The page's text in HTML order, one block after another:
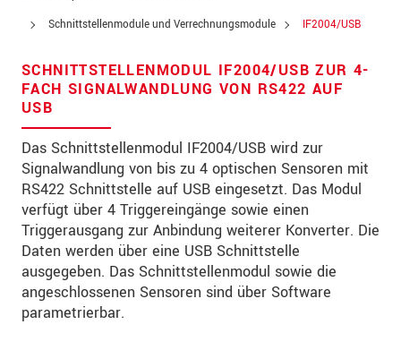
Schnittstellenmodule und Verrechnungsmodule
IF2004/USB
SCHNITTSTELLENMODUL IF2004/USB ZUR 4-
FACH SIGNALWANDLUNG VON RS422 AUF
USB
Das Schnittstellenmodul IF2004/USB wird zur
Signalwandlung von bis zu 4 optischen Sensoren mit
RS422 Schnittstelle auf USB eingesetzt. Das Modul
verfügt über 4 Triggereingänge sowie einen
Triggerausgang zur Anbindung weiterer Konverter. Die
Daten werden über eine USB Schnittstelle
ausgegeben. Das Schnittstellenmodul sowie die
angeschlossenen Sensoren sind über Software
parametrierbar.
PLZ
Land*
Telefon
Email*
Nachricht*
Bitte halten Sie mich per Mail über
Produktinnovationen auf dem Laufenden